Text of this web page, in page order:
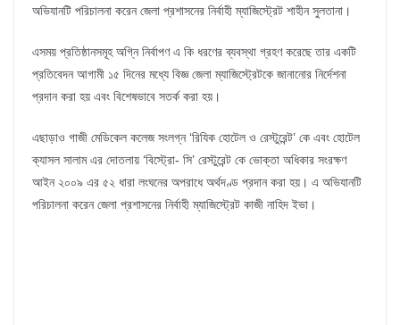
অভিযানটি পরিচালনা করেন জেলা প্রশাসনের নির্বাহী ম্যাজিস্ট্রেট শাহীন সুলতানা।
এসময় প্রতিষ্ঠানসমূহ অগ্নি নির্বাপণ এ কি ধরণের ব্যবস্থা গ্রহণ করেছে তার একটি
প্রতিবেদন আগামী ১৫ দিনের মধ্যে বিজ্ঞ জেলা ম্যাজিস্ট্রেটকে জানানোর নির্দেশনা
প্রদান করা হয় এবং বিশেষভাবে সতর্ক করা হয়।
এছাড়াও গাজী মেডিকেল কলেজ সংলগ্ন ‘রিযিক হোটেল ও রেস্টুরেন্ট’ কে এবং হোটেল
ক্যাসল সালাম এর দোতলায় ‘বিস্ট্রো- সি’ রেস্টুরেন্ট কে ভোক্তা অধিকার সংরক্ষণ
আইন ২০০৯ এর ৫২ ধারা লংঘনের অপরাধে অর্থদণ্ড প্রদান করা হয়। এ অভিযানটি
পরিচালনা করেন জেলা প্রশাসনের নির্বাহী ম্যাজিস্ট্রেট কাজী নাহিদ ইভা।